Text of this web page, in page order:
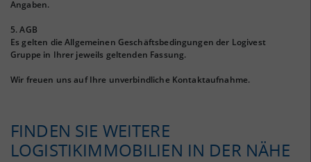
Angaben.
5. AGB
Es gelten die Allgemeinen Geschäftsbedingungen der Logivest
Gruppe in Ihrer jeweils geltenden Fassung.
Wir freuen uns auf Ihre unverbindliche Kontaktaufnahme.
FINDEN SIE WEITERE
LOGISTIKIMMOBILIEN IN DER NÄHE